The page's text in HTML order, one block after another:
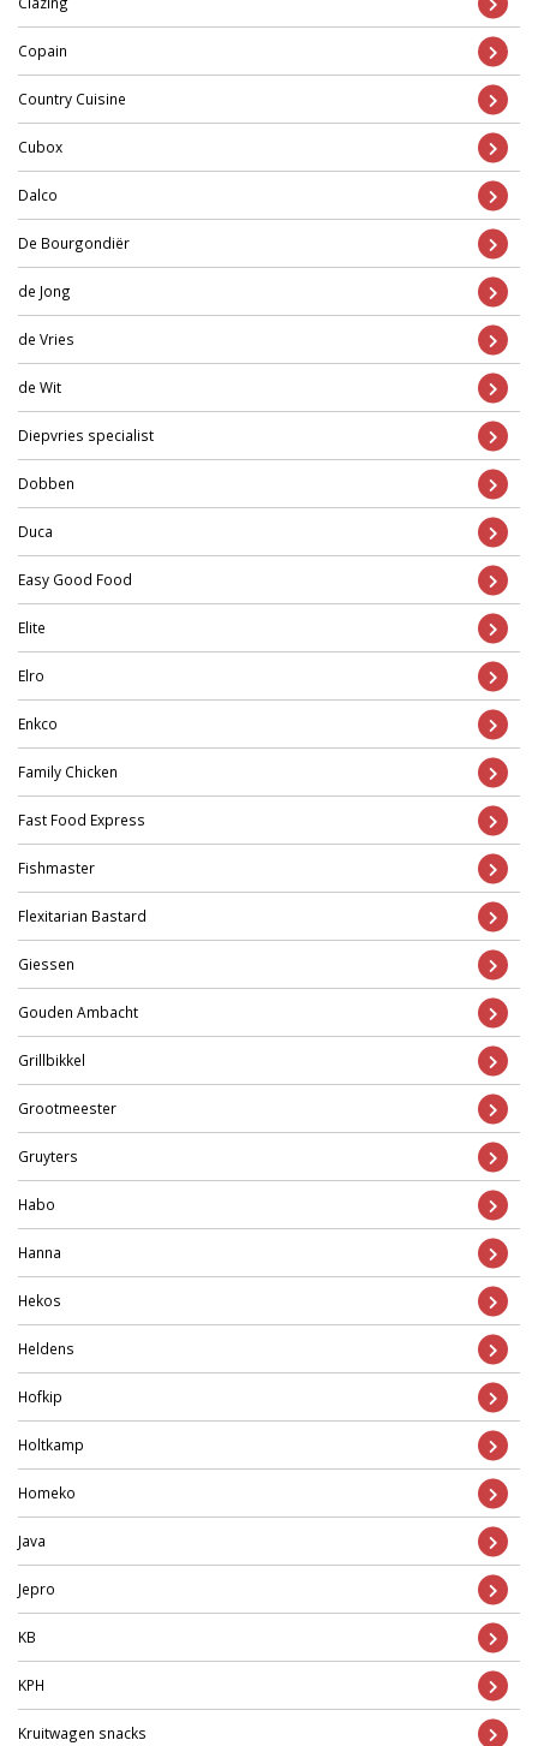
Copain
Country Cuisine
Cubox
Dalco
De Bourgondiër
de Jong
de Vries
de Wit
Diepvries specialist
Dobben
Duca
Easy Good Food
Elite
Elro
Enkco
Family Chicken
Fast Food Express
Fishmaster
Flexitarian Bastard
Giessen
Gouden Ambacht
Grillbikkel
Grootmeester
Gruyters
Habo
Hanna
Hekos
Heldens
Hofkip
Holtkamp
Homeko
Java
Jepro
KB
KPH
Kruitwagen snacks